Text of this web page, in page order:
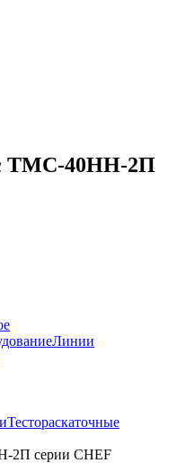
ТМС-40НН-2П
Линии
Тестораскаточные
2П серии CHEF